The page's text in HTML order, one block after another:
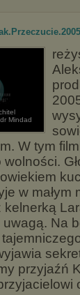
Mindad
W tym
wolności.
w
kelnerką
Na
przyjaźń